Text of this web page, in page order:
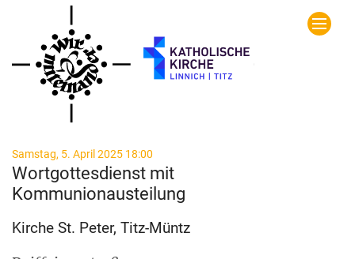
Zum Inhalt springen
Samstag, 5. April 2025 18:00
Wortgottesdienst mit
Kommunionausteilung
Kirche St. Peter, Titz-Müntz